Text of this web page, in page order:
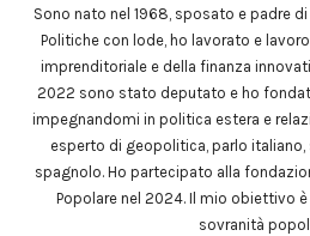
Sono nato nel 1968, sposato e padre
Politiche con lode, ho lavorato e
imprenditoriale e della finanza
2022 sono stato deputato e ho
impegnandomi in politica estera e
esperto di geopolitica, parlo italiano,
spagnolo. Ho partecipato alla
Popolare nel 2024. Il mio obiettivo
sovranità